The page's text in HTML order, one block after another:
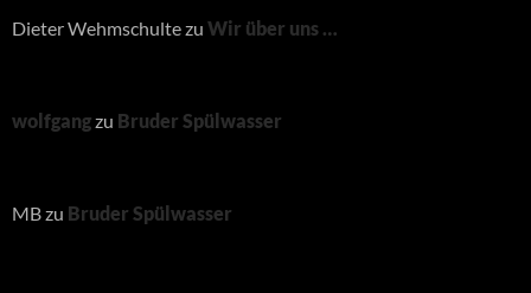
Dieter Wehmschultezu Wir über uns …
wolfgangzu Bruder Spülwasser
MBzu Bruder Spülwasser